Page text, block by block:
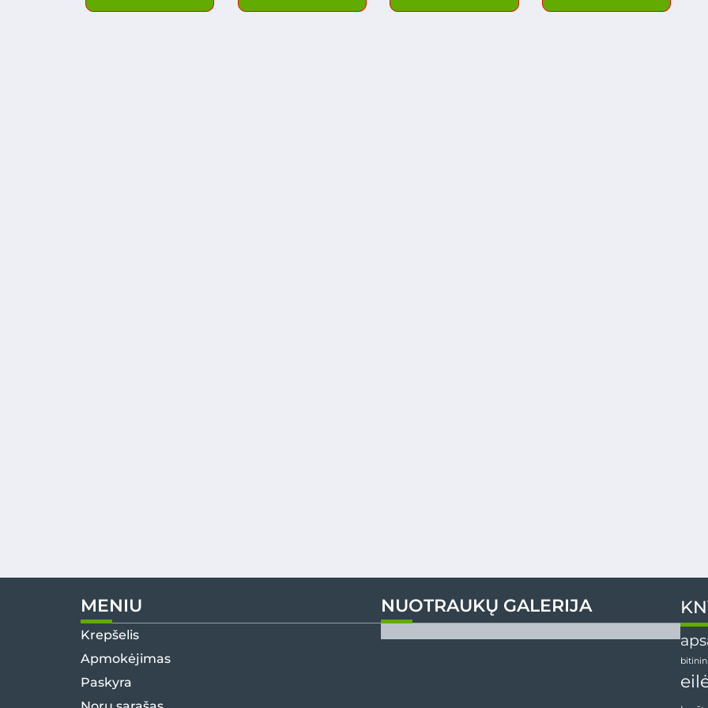
MENIU
Krepšelis
Apmokėjimas
Paskyra
NUOTRAUKŲ GALERIJA